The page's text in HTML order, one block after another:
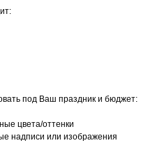
под Ваш праздник и бюджет:
цвета/оттенки
надписи или изображения